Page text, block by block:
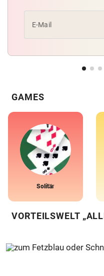
E-Mail
GAMES
Solitär
VORTEILSWELT